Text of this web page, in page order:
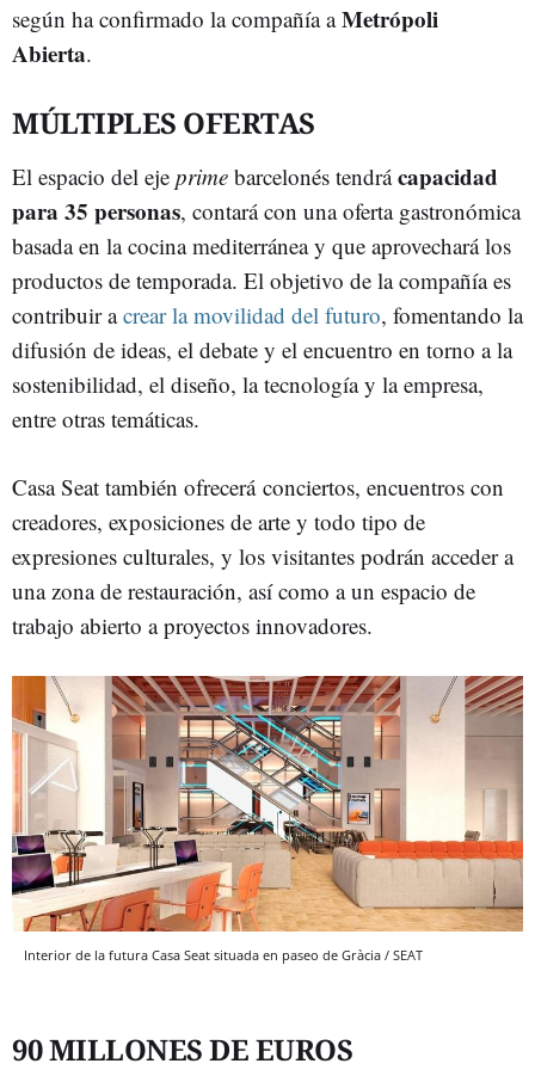
según ha confirmado la compañía aMetrópoli
Abierta.
MÚLTIPLES OFERTAS
El espacio del eje prime barcelonés tendrácapacidad
para 35 personas, contará con una oferta gastronómica
basada en la cocina mediterránea y que aprovechará los
productos de temporada. El objetivo de la compañía es
contribuir acrear la movilidad del futuro, fomentando la
difusión de ideas, el debate y el encuentro en torno a la
sostenibilidad, el diseño, la tecnología y la empresa,
entre otras temáticas.
Casa Seat también ofrecerá conciertos, encuentros con
creadores, exposiciones de arte y todo tipo de
expresiones culturales, y los visitantes podrán acceder a
una zona de restauración, así como a un espacio de
trabajo abierto a proyectos innovadores.
Interior de la futura Casa Seat situada en paseo de Gràcia / SEAT
90 MILLONES DE EUROS